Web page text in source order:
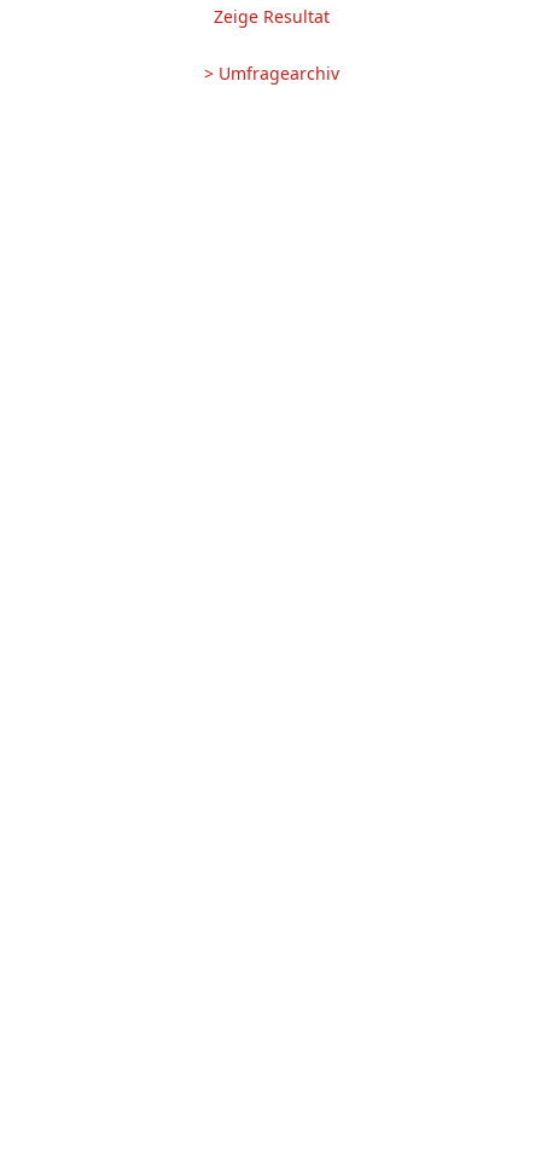
Zeige Resultat
> Umfragearchiv